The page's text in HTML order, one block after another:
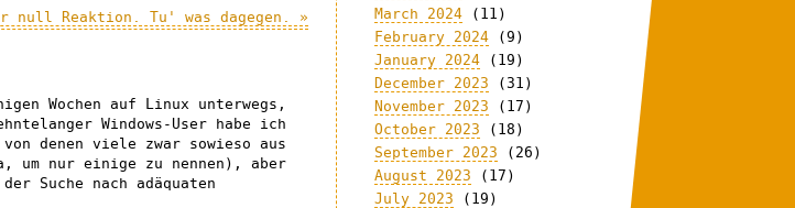
null Reaktion. Tu' was dagegen. »
Wochen auf Linux unterwegs,
Windows-User habe ich
denen viele zwar sowieso aus
um nur einige zu nennen), aber
Suche nach adäquaten
March 2024 (11)
February 2024 (9)
January 2024 (19)
December 2023 (31)
November 2023 (17)
October 2023 (18)
September 2023 (26)
August 2023 (17)
July 2023 (19)